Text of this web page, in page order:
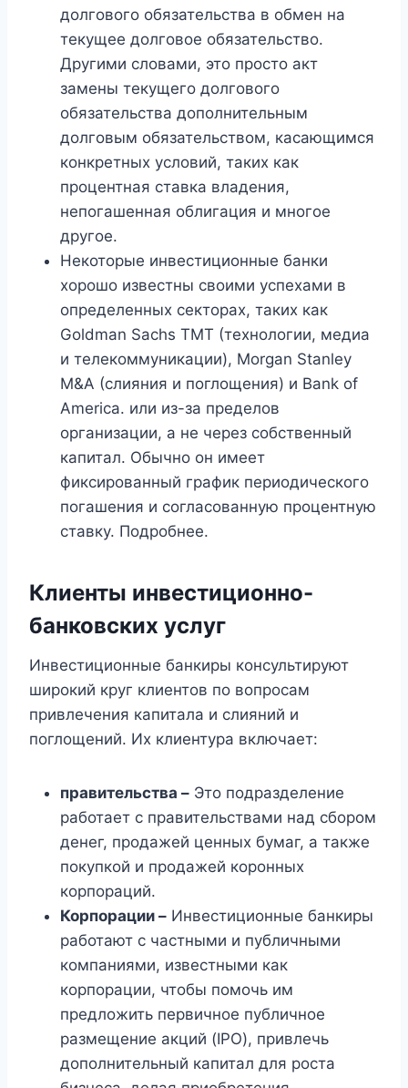
долгового обязательства в обмен на
текущее долговое обязательство.
Другими словами, это просто акт
замены текущего долгового
обязательства дополнительным
долговым обязательством, касающимся
конкретных условий, таких как
процентная ставка владения,
непогашенная облигация и многое
другое.
Некоторые инвестиционные банки
хорошо известны своими успехами в
определенных секторах, таких как
Goldman Sachs TMT (технологии, медиа
и телекоммуникации), Morgan Stanley
M&A (слияния и поглощения) и Bank of
America. или из-за пределов
организации, а не через собственный
капитал. Обычно он имеет
фиксированный график периодического
погашения и согласованную процентную
ставку. Подробнее.
Клиенты инвестиционно-
банковских услуг
Инвестиционные банкиры консультируют
широкий круг клиентов по вопросам
привлечения капитала и слияний и
поглощений. Их клиентура включает:
правительства – Это подразделение
работает с правительствами над сбором
денег, продажей ценных бумаг, а также
покупкой и продажей коронных
корпораций.
Корпорации – Инвестиционные банкиры
работают с частными и публичными
компаниями, известными как
корпорации, чтобы помочь им
предложить первичное публичное
размещение акций (IPO), привлечь
дополнительный капитал для роста